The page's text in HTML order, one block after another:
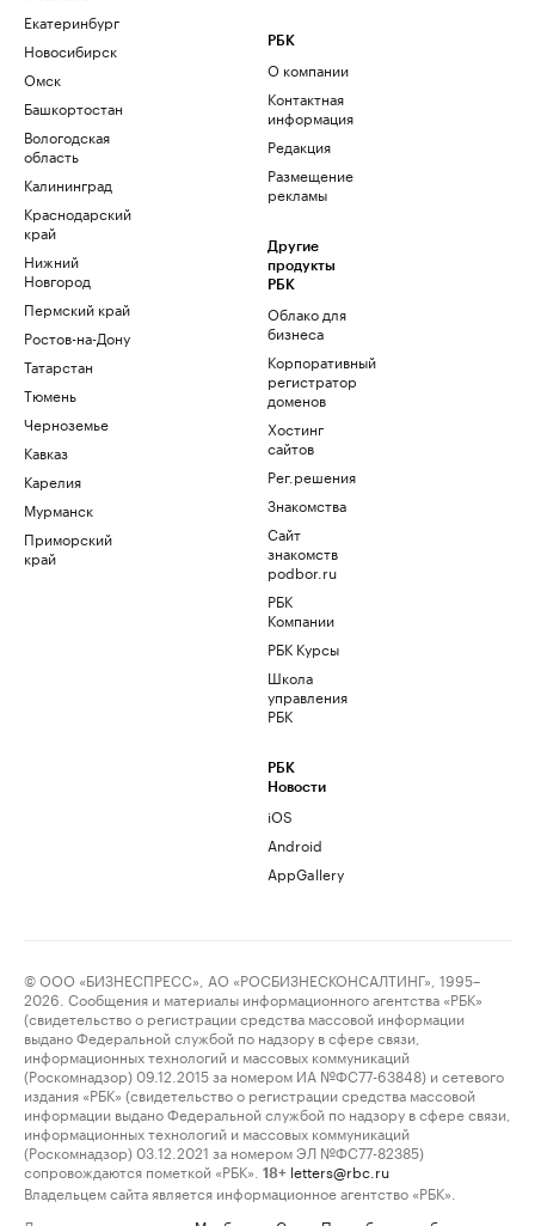
Екатеринбург
Новосибирск
Омск
Башкортостан
Вологодская
область
Калининград
Краснодарский
край
Нижний
Новгород
Пермский край
Ростов-на-Дону
Татарстан
Тюмень
Черноземье
Кавказ
Карелия
Мурманск
Приморский
край
РБК
О компании
Контактная
информация
Редакция
Размещение
рекламы
Другие
продукты
РБК
Облако для
бизнеса
Корпоративный
регистратор
доменов
Хостинг
сайтов
Рег.решения
Знакомства
Сайт
знакомств
podbor.ru
РБК
Компании
РБК Курсы
Школа
управления
РБК
РБК
Новости
iOS
Android
AppGallery
© ООО «БИЗНЕСПРЕСС», АО «РОСБИЗНЕСКОНСАЛТИНГ», 1995–
2026. Сообщения и материалы информационного агентства «РБК»
(свидетельство о регистрации средства массовой информации
выдано Федеральной службой по надзору в сфере связи,
информационных технологий и массовых коммуникаций
(Роскомнадзор) 09.12.2015 за номером ИА №ФС77-63848) и сетевого
издания «РБК» (свидетельство о регистрации средства массовой
информации выдано Федеральной службой по надзору в сфере связи,
информационных технологий и массовых коммуникаций
(Роскомнадзор) 03.12.2021 за номером ЭЛ №ФС77-82385)
сопровождаются пометкой «РБК».
18+ letters@rbc.ru
Владельцем сайта является информационное агентство «РБК».